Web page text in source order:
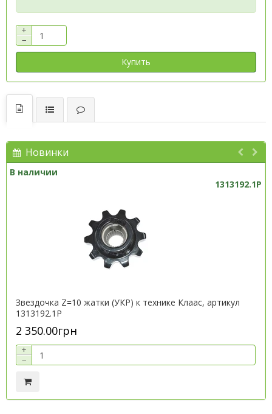
+
−
Купить
Новинки
В наличии
1313192.1P
Звездочка Z=10 жатки (УКР) к технике Клаас, артикул
1313192.1P
2 350.00грн
+
−